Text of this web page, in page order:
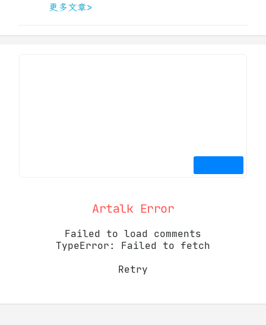
更多文章>
Artalk Error
Failed to load comments
TypeError: Failed to fetch
Retry